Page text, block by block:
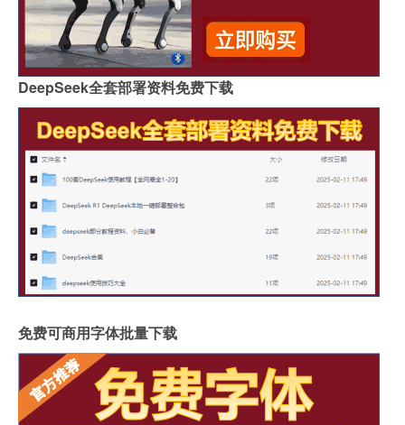
DeepSeek全套部署资料免费下载
免费可商用字体批量下载